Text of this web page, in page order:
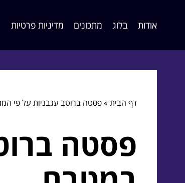
אודות בלוג מתכונים מדיניות פרטיות
דף הבית»פסטה ברוטב עגבניות על פי
פסטה